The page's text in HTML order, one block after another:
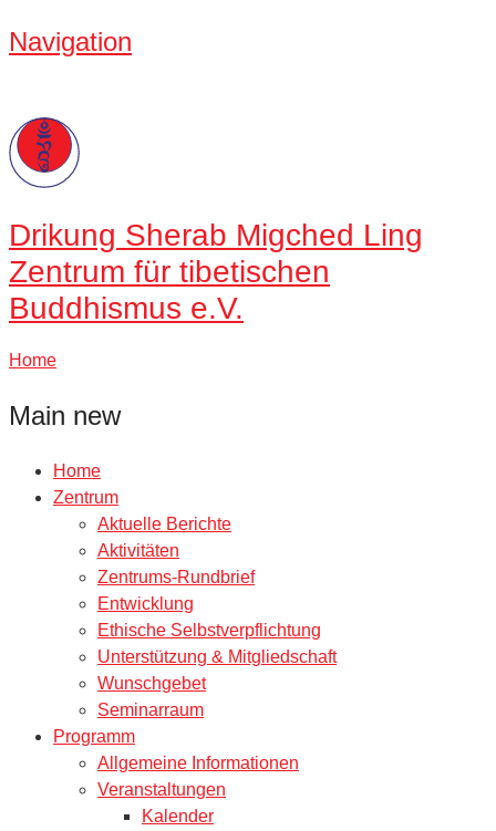
Navigation
Drikung Sherab Migched Ling
Zentrum für tibetischen
Buddhismus e.V.
Home
Main new
Home
Zentrum
Aktuelle Berichte
Aktivitäten
Zentrums-Rundbrief
Entwicklung
Ethische Selbstverpflichtung
Unterstützung & Mitgliedschaft
Wunschgebet
Seminarraum
Programm
Allgemeine Informationen
Veranstaltungen
Kalender